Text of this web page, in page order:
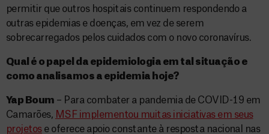
permitir que outros hospitais continuem respondendo a
outras epidemias e doenças, em vez de serem
sobrecarregados pelos cuidados com o novo coronavírus.
Qual é o papel da epidemiologia em tal situação e
como analisamos a epidemia hoje?
Yap Boum – Para combater a pandemia de COVID-19 em
Camarões, MSF implementou muitas iniciativas em seus
projetose oferece apoio constante à resposta nacional nas